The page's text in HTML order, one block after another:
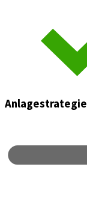
Anlagestrategie